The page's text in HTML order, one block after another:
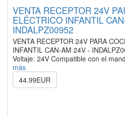
VENTA RECEPTOR 24V
ELÉCTRICO INFANTIL
INDALPZ00952
VENTA RECEPTOR 24V PARA
INFANTIL CAN-AM 24V -
Voltaje: 24V Compatible con el
más
44.99EUR